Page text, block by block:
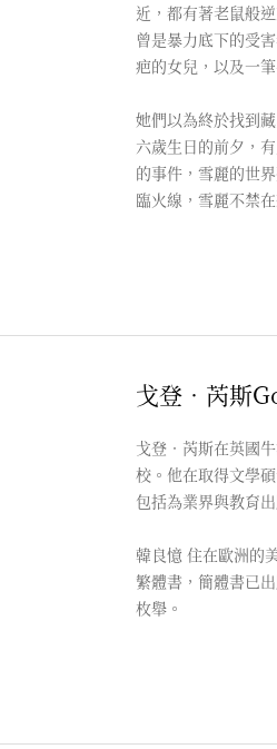
近，都有著老鼠般
曾是暴力底下的受
疤的女兒，以及一
她們以為終於找到
六歲生日的前夕，
的事件，雪麗的世
臨火線，雪麗不禁
戈登‧芮斯
戈登．芮斯在英國
校。他在取得文學
包括為業界與教育
韓良憶 住在歐洲的
繁體書，簡體書已
枚舉。